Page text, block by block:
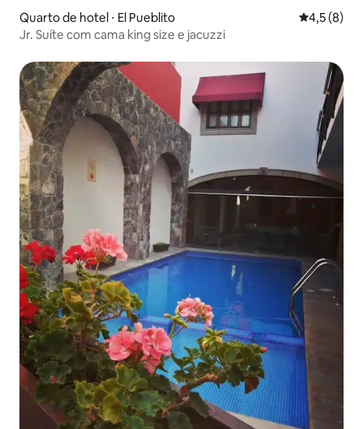
Quarto de hotel ⋅ El Pueblito 4,5 de
4,5 (8)
Jr. Suíte com cama king size e jacuzzi